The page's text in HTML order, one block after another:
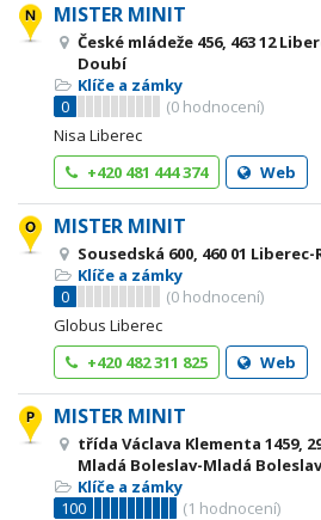
MISTER MINIT
České mládeže 456, 463 12
Doubí
Klíče a zámky
0
(0 hodnocení)
Nisa Liberec
+420 481 444 374
Web
MISTER MINIT
Sousedská 600, 460 01
Klíče a zámky
0
(0 hodnocení)
Globus Liberec
+420 482 311 825
Web
MISTER MINIT
třída Václava Klementa 1459,
Mladá Boleslav-Mladá
Klíče a zámky
100
(1 hodnocení)